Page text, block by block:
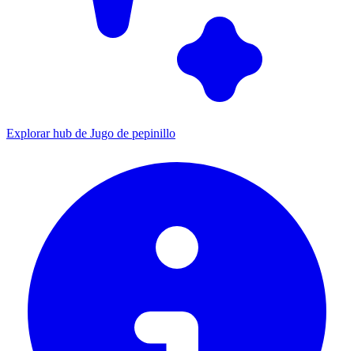
Explorar hub de Jugo de pepinillo